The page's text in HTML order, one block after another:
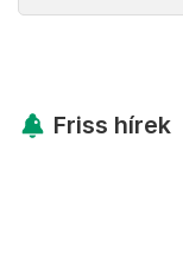
Friss hírek